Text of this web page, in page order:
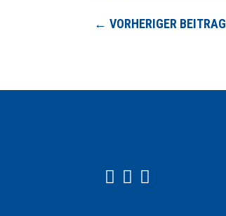
←VORHERIGER BEITRAG
  